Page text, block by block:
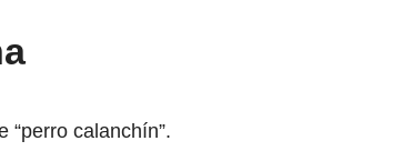
calanchín”.